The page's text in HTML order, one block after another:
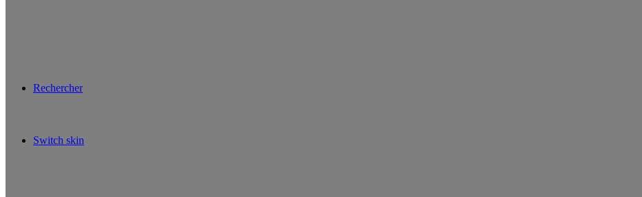
Rechercher
Switch skin